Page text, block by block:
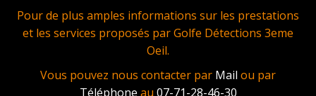
Pour de plus amples informations sur les prestations
et les services proposés par Golfe Détections 3eme
Oeil.
Vous pouvez nous contacter par Mail ou par
Téléphone au 07-71-28-46-30